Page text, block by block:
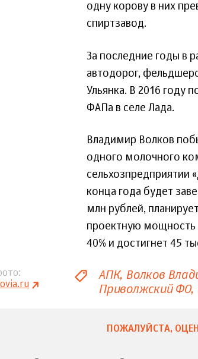
одну корову в них
спиртзавод.
За последние годы в
автодорог,
Ульянка. В 2016 году
ФАПа в селе Лада.
Владимир Волков
одного молочного
сельхозпредприятии
конца года будет
млн рублей,
проектную мощность
40% и достигнет 45
АПК Волков
Приволжский ФО
ПОЖАЛУЙСТА,